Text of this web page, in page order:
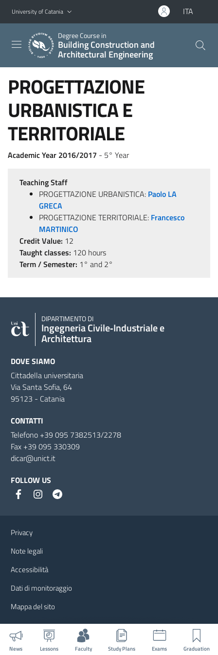
Go to main content
Go to navigation menu
University of Catania ITA
Degree Course in
Building Construction and
Architectural Engineering
PROGETTAZIONE
URBANISTICA E
TERRITORIALE
Academic Year 2016/2017 - 5° Year
Teaching Staff
PROGETTAZIONE URBANISTICA: Paolo LA
GRECA
PROGETTAZIONE TERRITORIALE: Francesco
MARTINICO
Credit Value: 12
Taught classes: 120 hours
Term / Semester: 1° and 2°
News Lessons Faculty Study Plans Exams Graduation
DIPARTIMENTO DI
Ingegneria Civile‑Industriale e
Architettura
DOVE SIAMO
Cittadella universitaria
Via Santa Sofia, 64
95123 - Catania
CONTATTI
Telefono +39 095 7382513/2278
Fax +39 095 330309
dicar@unict.it
FOLLOW US
Privacy
Note legali
Accessibilità
Dati di monitoraggio
Mappa del sito